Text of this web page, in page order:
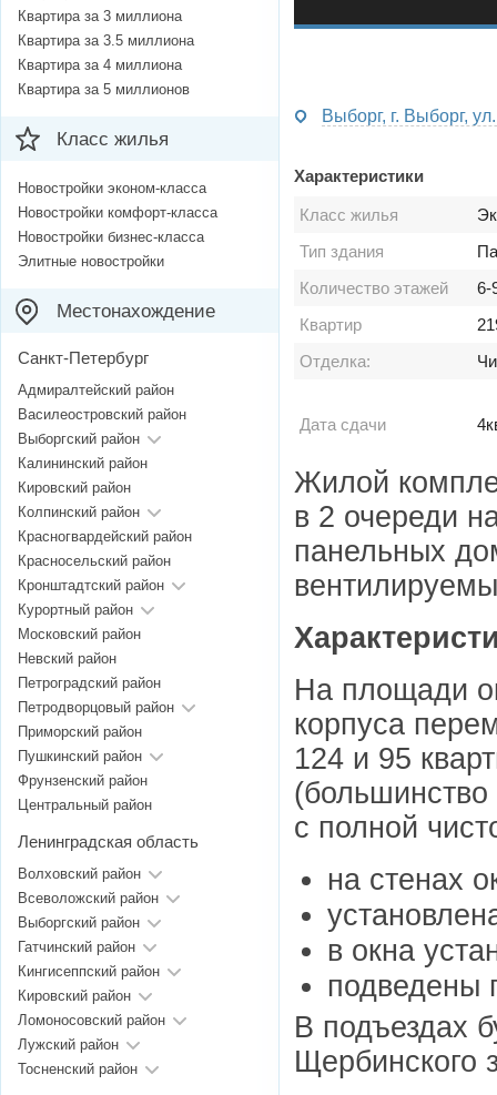
Выборг, г. Выборг,
Характеристики
Класс жилья
Тип здания
Количество этажей
6-
Квартир
Отделка:
Дата сдачи
Жилой
в 2 очереди
панельных
На площади
корпуса
124 и 95
с полной
на стенах
в окна
подведены
В подъездах
Щербинского
Квартира за 3 миллиона
Квартира за 3.5 миллиона
Квартира за 4 миллиона
Квартира за 5 миллионов
Класс жилья
Новостройки эконом-класса
Новостройки комфорт-класса
Новостройки бизнес-класса
Элитные новостройки
Местонахождение
Санкт-Петербург
Адмиралтейский район
Василеостровский район
Выборгский район
Калининский район
Кировский район
Колпинский район
Красногвардейский район
Красносельский район
Кронштадтский район
Курортный район
Московский район
Невский район
Петроградский район
Петродворцовый район
Приморский район
Пушкинский район
Фрунзенский район
Центральный район
Ленинградская область
Волховский район
Всеволожский район
Выборгский район
Гатчинский район
Кингисеппский район
Кировский район
Ломоносовский район
Лужский район
Тосненский район